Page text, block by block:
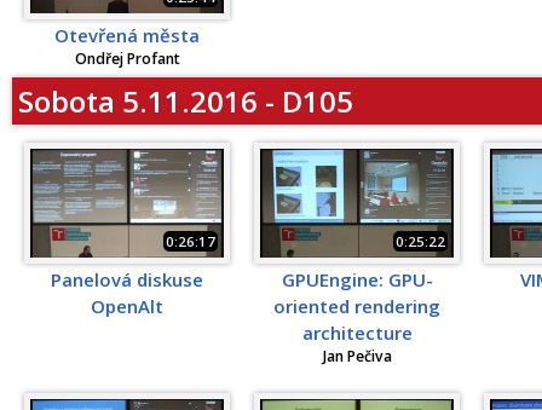
Otevřená města
Ondřej Profant
Sobota 5.11.2016 - D105
0:26:17
Panelová diskuse
OpenAlt
0:25:22
GPUEngine: GPU-
oriented rendering
architecture
Jan Pečiva